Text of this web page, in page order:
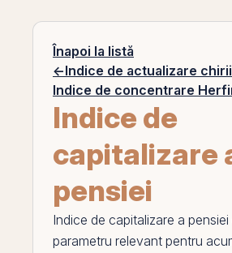
Înapoi la listă
←Indice de actualizare chirii
Indice de concentrare
Indice de
capitalizare
pensiei
Indice de capitalizare a pensiei
parametru relevant pentru